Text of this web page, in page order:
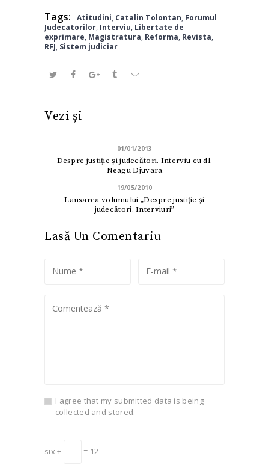
Tags: Atitudini, Catalin Tolontan, Forumul
Judecatorilor, Interviu, Libertate de
exprimare, Magistratura, Reforma, Revista,
RFJ, Sistem judiciar
Vezi și
01/01/2013
Despre justiție și judecători. Interviu cu dl.
Neagu Djuvara
19/05/2010
Lansarea volumului „Despre justiţie şi
judecători. Interviuri”
Lasă Un Comentariu
I agree that my submitted data is being
collected and stored.
six + = 12